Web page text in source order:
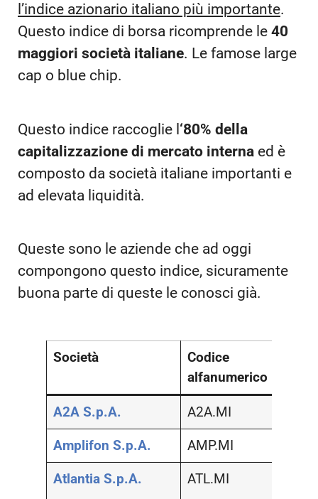
l’indice azionario italiano più importante.
Questo indice di borsa ricomprende le 40
maggiori società italiane. Le famose large
cap o blue chip.
Questo indice raccoglie l ‘80% della
capitalizzazione di mercato interna ed è
composto da società italiane importanti e
ad elevata liquidità.
Queste sono le aziende che ad oggi
compongono questo indice, sicuramente
buona parte di queste le conosci già.
Società
Codice
alfanumerico
A2A S.p.A. A2A.MI
Amplifon S.p.A. AMP.MI
Atlantia S.p.A. ATL.MI